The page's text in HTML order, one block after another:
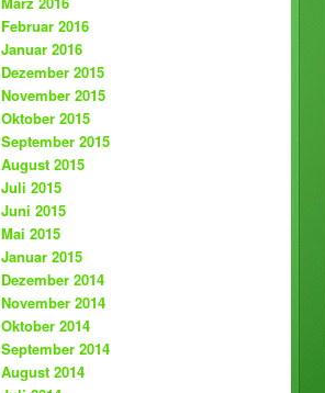
Februar 2016
Januar 2016
Dezember 2015
November 2015
Oktober 2015
September 2015
August 2015
Juli 2015
Juni 2015
Mai 2015
Januar 2015
Dezember 2014
November 2014
Oktober 2014
September 2014
August 2014